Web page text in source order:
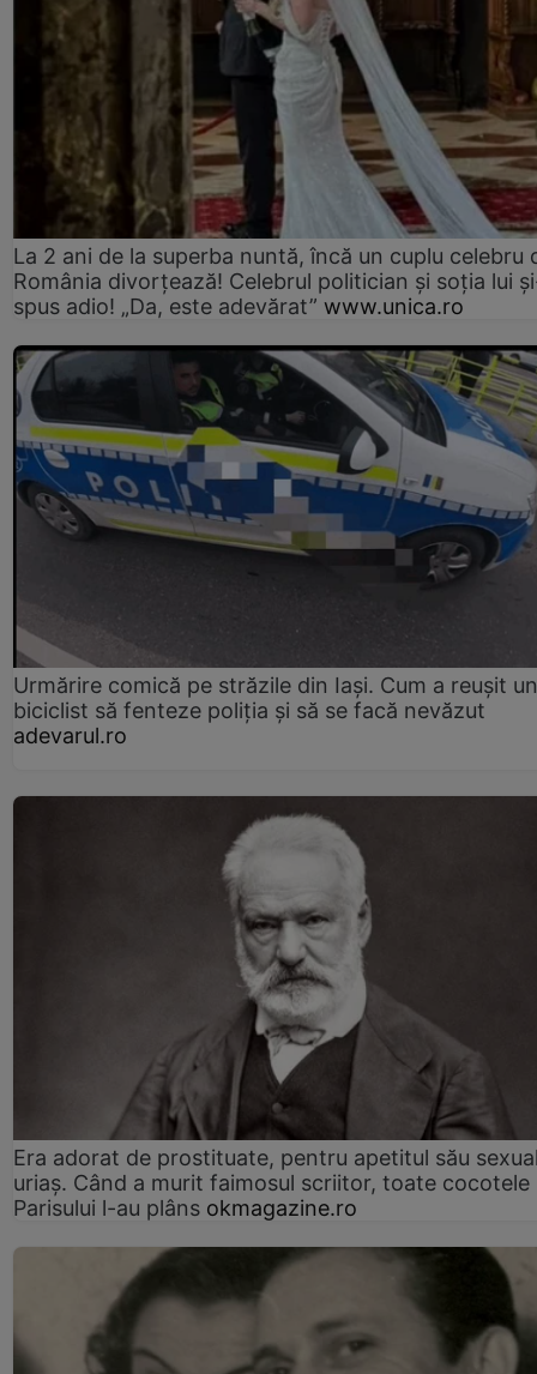
La 2 ani de la superba nuntă, încă un cuplu celebru
România divorțează! Celebrul politician și soția lui
spus adio! „Da, este adevărat” www.unica.ro
Urmărire comică pe străzile din Iași. Cum a reușit un
biciclist să fenteze poliția și să se facă nevăzut
adevarul.ro
Era adorat de prostituate, pentru apetitul său
uriaș. Când a murit faimosul scriitor, toate cocotele
Parisului l-au plâns okmagazine.ro